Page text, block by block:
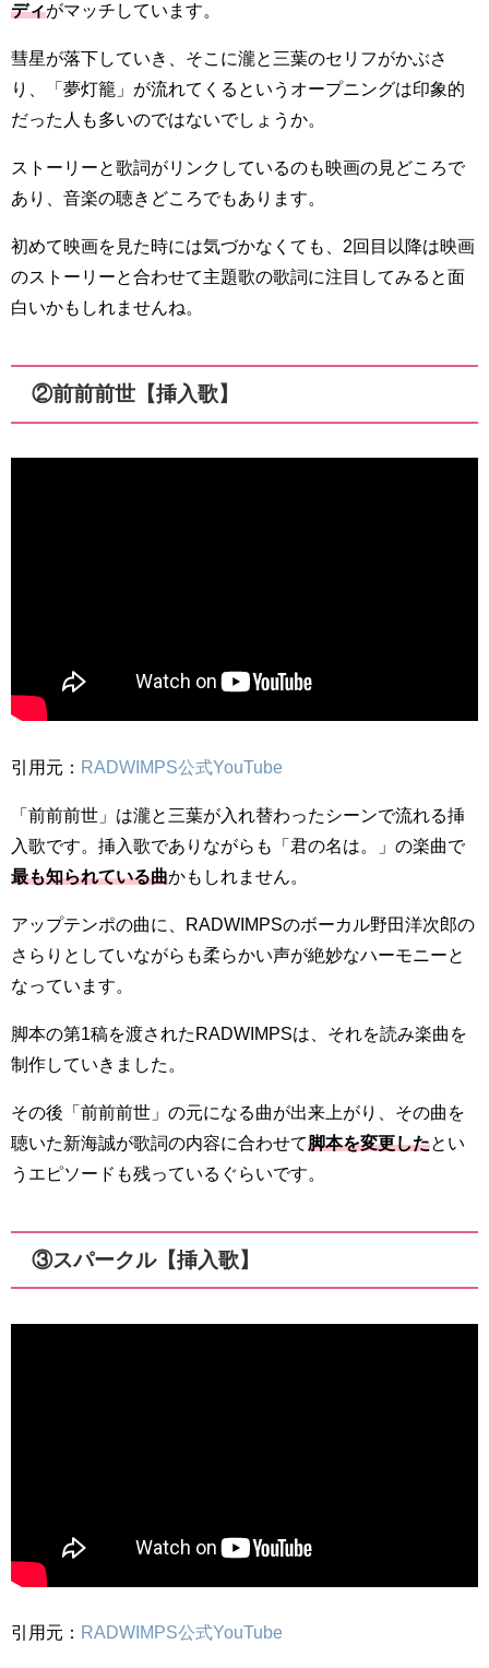
ディがマッチしています。
彗星が落下していき、そこに瀧と三葉のセリフがかぶさ
り、「夢灯籠」が流れてくるというオープニングは印象的
だった人も多いのではないでしょうか。
ストーリーと歌詞がリンクしているのも映画の見どころで
あり、音楽の聴きどころでもあります。
初めて映画を見た時には気づかなくても、2回目以降は映画
のストーリーと合わせて主題歌の歌詞に注目してみると面
白いかもしれませんね。
②前前前世【挿入歌】
引用元： RADWIMPS公式YouTube
「前前前世」は瀧と三葉が入れ替わったシーンで流れる挿
入歌です。挿入歌でありながらも「君の名は。」の楽曲で
最も知られている曲かもしれません。
アップテンポの曲に、RADWIMPSのボーカル野田洋次郎の
さらりとしていながらも柔らかい声が絶妙なハーモニーと
なっています。
脚本の第1稿を渡されたRADWIMPSは、それを読み楽曲を
制作していきました。
その後「前前前世」の元になる曲が出来上がり、その曲を
聴いた新海誠が歌詞の内容に合わせて脚本を変更したとい
うエピソードも残っているぐらいです。
③スパークル【挿入歌】
引用元： RADWIMPS公式YouTube